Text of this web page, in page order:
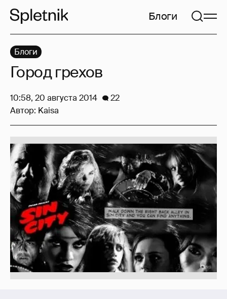
Блоги
Блоги
Город грехов
10:58, 20 августа 2014
22
Автор: Kaisa